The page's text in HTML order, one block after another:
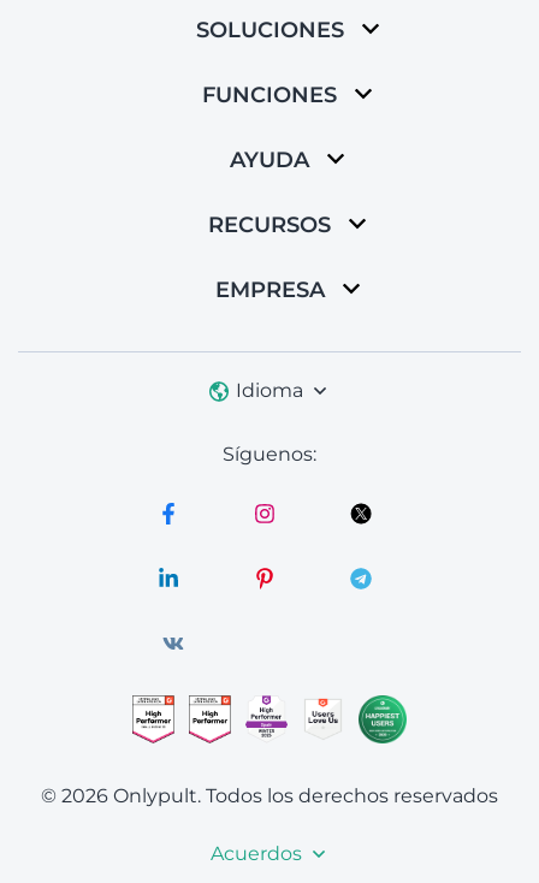
SOLUCIONES
FUNCIONES
AYUDA
RECURSOS
EMPRESA
Idioma
Síguenos:
© 2026 Onlypult. Todos los derechos reservados
Acuerdos